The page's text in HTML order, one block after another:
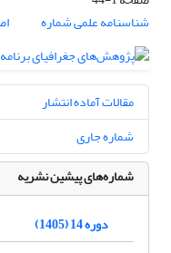
شناسنامه علمی شماره
مقالات آماده انتشار
شماره جاری
شماره‌های پیشین نشریه
دوره 14 (1405)